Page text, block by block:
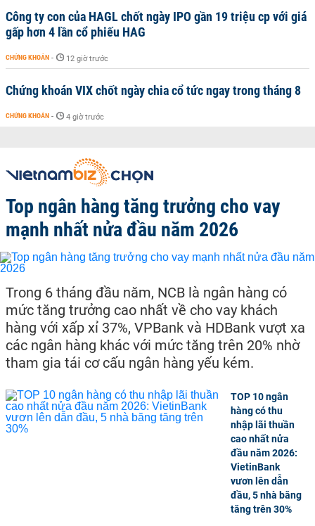
Công ty con của HAGL chốt ngày IPO gần 19 triệu cp với giá
gấp hơn 4 lần cổ phiếu HAG
CHỨNG KHOÁN - 12 giờ trước
Chứng khoán VIX chốt ngày chia cổ tức ngay trong tháng 8
CHỨNG KHOÁN - 4 giờ trước
Top ngân hàng tăng trưởng cho vay
mạnh nhất nửa đầu năm 2026
Trong 6 tháng đầu năm, NCB là ngân hàng có
mức tăng trưởng cao nhất về cho vay khách
hàng với xấp xỉ 37%, VPBank và HDBank vượt xa
các ngân hàng khác với mức tăng trên 20% nhờ
tham gia tái cơ cấu ngân hàng yếu kém.
TOP 10 ngân
hàng có thu
nhập lãi thuần
cao nhất nửa
đầu năm 2026:
VietinBank
vươn lên dẫn
đầu, 5 nhà băng
tăng trên 30%